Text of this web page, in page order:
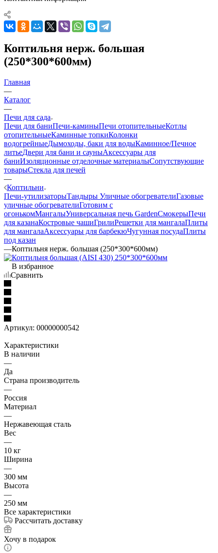
Коптильня нерж. большая
(250*300*600мм)
Главная
—
Каталог
—
Печи для сада
Печи для баниПечи-каминыПечи отопительныеКотлы
отопительныеКаминные топкиКолонки
водогрейныеДымоходы, баки для водыКаминное/Печное
литьеДвери для бани и сауныАксессуары для
баниИзоляционные отделочные материалыСопутствующие
товарыСтекла для печей
—
Коптильни
Печи-утилизаторыТандыры Уличные обогревателиГазовые
уличные обогревателиГотовим с
огонькомМангалыУниверсальная печь GardenСмокерыПечи
для казанаКостровые чашиГрилиРешетки для мангалаПлиты
для мангалаАксессуары для барбекюЧугунная посудаПлиты
под казан
—Коптильня нерж. большая (250*300*600мм)
В избранное
Сравнить
Артикул: 00000000542
Характеристики
В наличии
—
Да
Страна производитель
—
Россия
Материал
—
Нержавеющая сталь
Вес
—
10 кг
Ширина
—
300 мм
Высота
—
250 мм
Все характеристики
Рассчитать доставку
Хочу в подарок